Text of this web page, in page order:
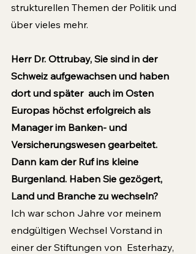
strukturellen Themen der Politik und
über vieles mehr.
Herr Dr. Ottrubay, Sie sind in der
Schweiz aufgewachsen und haben
dort und später  auch im Osten
Europas höchst erfolgreich als
Manager im Banken- und
Versicherungswesen gearbeitet.
Dann kam der Ruf ins kleine
Burgenland. Haben Sie gezögert,
Land und Branche zu wechseln?
Ich war schon Jahre vor meinem
endgültigen Wechsel Vorstand in
einer der Stiftungen von  Esterhazy,